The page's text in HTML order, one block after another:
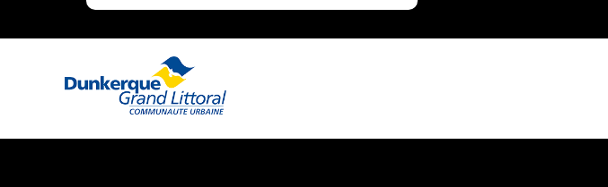
et en replay avec 2 rendez-vous : Le direct de la
course avec les 90 dernières minutes de chaque
étape et #4JDD l’émission du débrief de la course
après le direct ! Tout savoir sur les 4 jours du 13 au
18 Mai 2025.